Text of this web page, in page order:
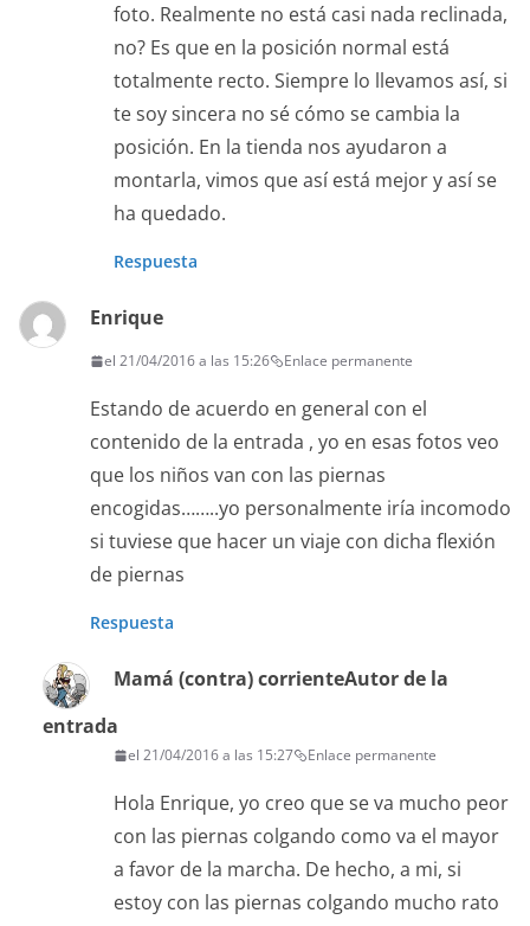
foto. Realmente no está casi nada reclinada,
no? Es que en la posición normal está
totalmente recto. Siempre lo llevamos así, si
te soy sincera no sé cómo se cambia la
posición. En la tienda nos ayudaron a
montarla, vimos que así está mejor y así se
ha quedado.
Respuesta
Enrique
el 21/04/2016 a las 15:26 Enlace permanente
Estando de acuerdo en general con el
contenido de la entrada , yo en esas fotos veo
que los niños van con las piernas
encogidas……..yo personalmente iría incomodo
si tuviese que hacer un viaje con dicha flexión
de piernas
Respuesta
Mamá (contra) corrienteAutor de la
entrada
el 21/04/2016 a las 15:27 Enlace permanente
Hola Enrique, yo creo que se va mucho peor
con las piernas colgando como va el mayor
a favor de la marcha. De hecho, a mi, si
estoy con las piernas colgando mucho rato